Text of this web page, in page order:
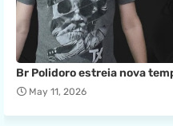
Br Polidoro estreia nova
May 11, 2026